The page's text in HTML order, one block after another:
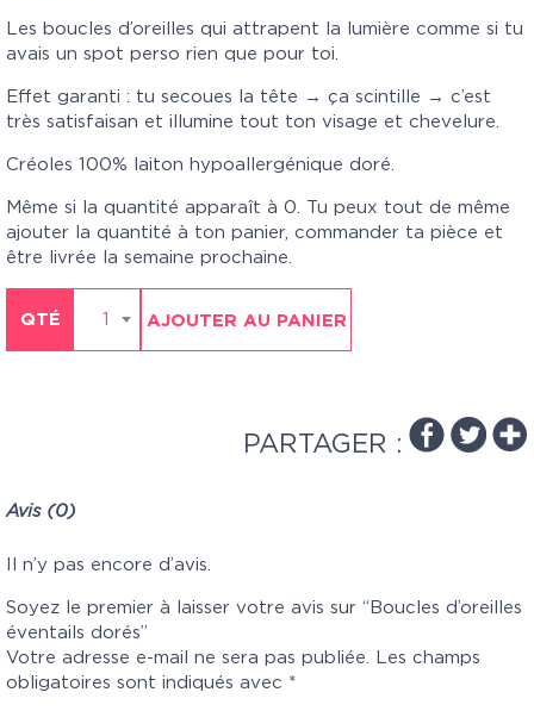
Les boucles d’oreilles qui attrapent la lumière comme si tu
avais un spot perso rien que pour toi.
Effet garanti : tu secoues la tête → ça scintille → c’est
très satisfaisan et illumine tout ton visage et chevelure.
Créoles 100% laiton hypoallergénique doré.
Même si la quantité apparaît à 0. Tu peux tout de même
ajouter la quantité à ton panier, commander ta pièce et
être livrée la semaine prochaine.
QTÉ 1 AJOUTER AU PANIER
PARTAGER :
Avis (0)
Il n’y pas encore d’avis.
Soyez le premier à laisser votre avis sur “Boucles d’oreilles
éventails dorés”
Votre adresse e-mail ne sera pas publiée. Les champs
obligatoires sont indiqués avec *